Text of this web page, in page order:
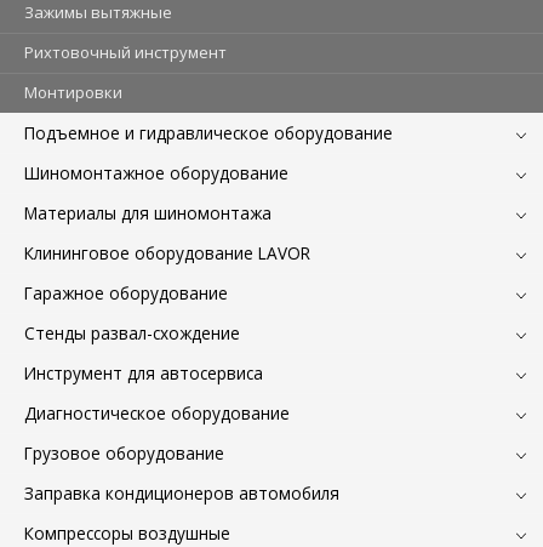
Зажимы вытяжные
Рихтовочный инструмент
Монтировки
Подъемное и гидравлическое оборудование
Шиномонтажное оборудование
Материалы для шиномонтажа
Клининговое оборудование LAVOR
Гаражное оборудование
Стенды развал-схождение
Инструмент для автосервиса
Диагностическое оборудование
Грузовое оборудование
Заправка кондиционеров автомобиля
Компрессоры воздушные